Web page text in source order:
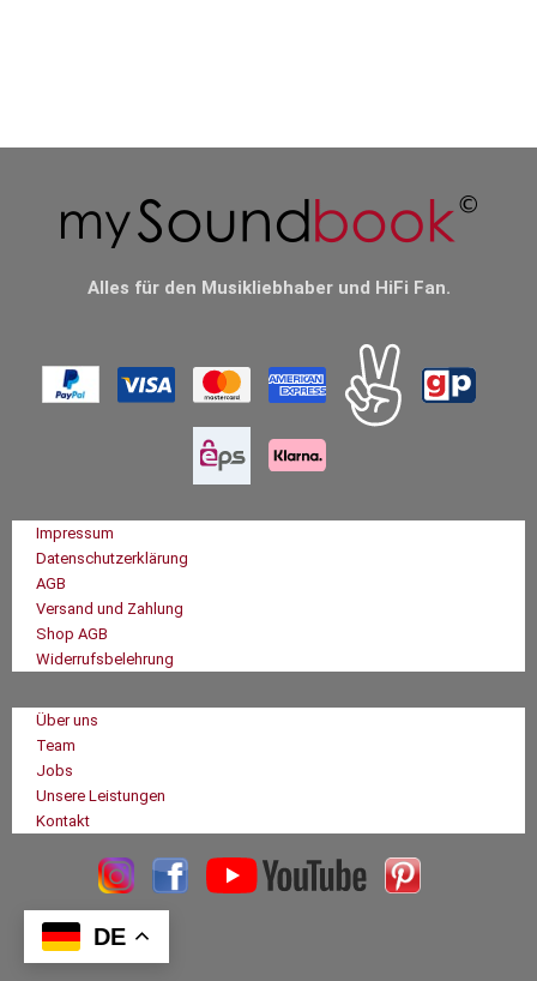
Alles für den Musikliebhaber und HiFi Fan.
Impressum
Datenschutzerklärung
AGB
Versand und Zahlung
Shop AGB
Widerrufsbelehrung
Über uns
Team
Jobs
Unsere Leistungen
Kontakt
DE